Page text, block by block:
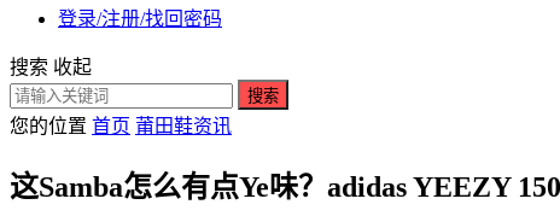
登录/注册/找回密码
搜索 收起
搜索
您的位置 首页 莆田鞋资讯
这Samba怎么有点Ye味？adidas YEEZY